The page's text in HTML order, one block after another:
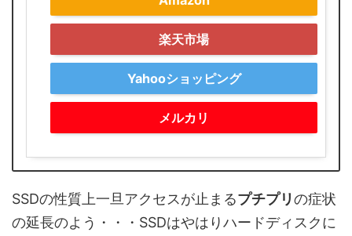
楽天市場
Yahooショッピング
メルカリ
SSDの性質上一旦アクセスが止まるプチプリの症状
の延長のよう・・・SSDはやはりハードディスクに